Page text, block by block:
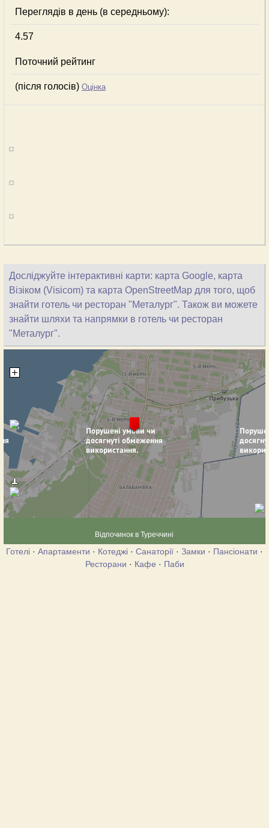
Переглядів в день (в середньому):
4.57
Поточний рейтинг
(після голосів) Оцінка
Досліджуйте інтерактивні карти: карта Google, карта
Візіком (Visicom) та карта OpenStreetMap для того, щоб
знайти готель чи ресторан "Металург". Також ви можете
знайти шляхи та напрямки в готель чи ресторан
"Металург".
Відпочинок в Туреччині
Готелі · Апартаменти · Котеджі · Санаторії · Замки · Пансіонати ·
Ресторани · Кафе · Паби